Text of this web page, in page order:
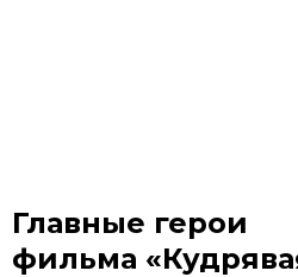
Главные герои
фильма